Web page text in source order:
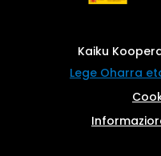
Kaiku
Lege Oharra